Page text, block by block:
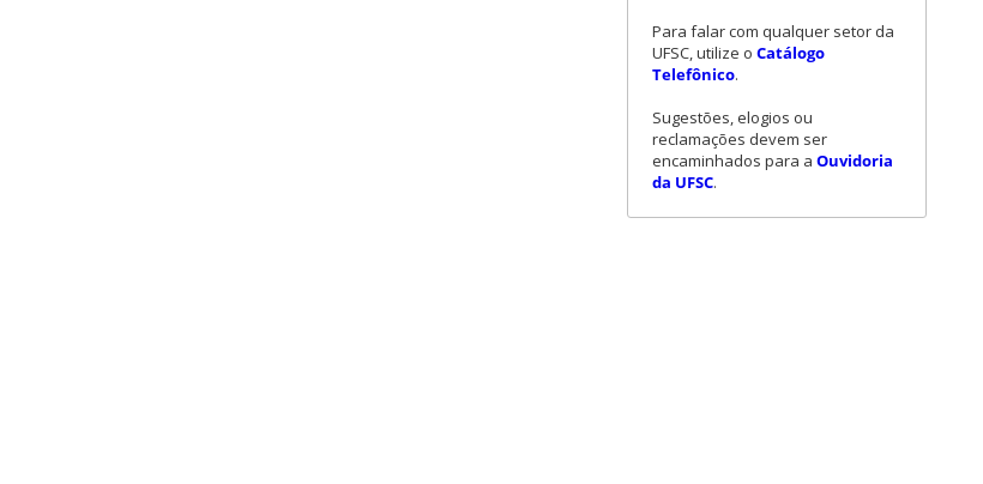
Para falar com qualquer setor da
UFSC, utilize o Catálogo
Telefônico.
Sugestões, elogios ou
reclamações devem ser
encaminhados para a Ouvidoria
da UFSC.